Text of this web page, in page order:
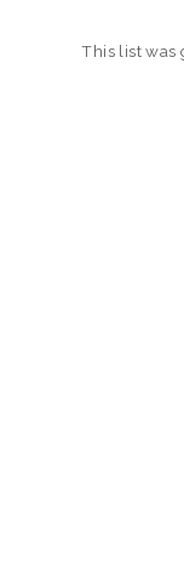
This list was